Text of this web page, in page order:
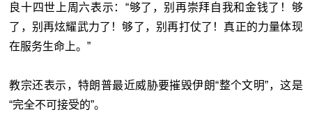
良十四世上周六表示：“够了，别再崇拜自我和金钱了！够
了，别再炫耀武力了！够了，别再打仗了！真正的力量体现
在服务生命上。”
教宗还表示，特朗普最近威胁要摧毁伊朗“整个文明”，这是
“完全不可接受的”。